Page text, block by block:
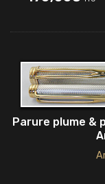
Parure plume &